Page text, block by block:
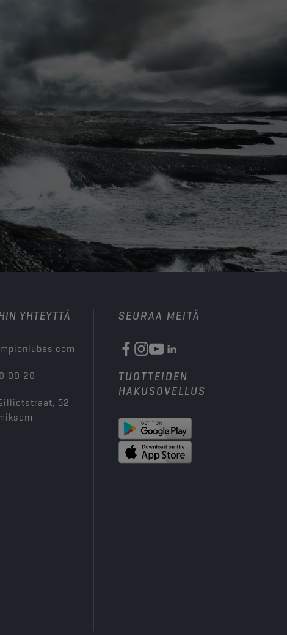
YHTEYTTÄ
00 20
52
SEURAA MEITÄ
TUOTTEIDEN
HAKUSOVELLUS